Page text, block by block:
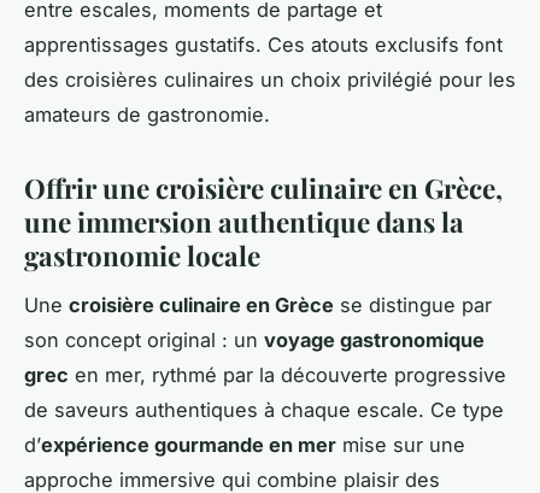
entre escales, moments de partage et
apprentissages gustatifs. Ces atouts exclusifs font
des croisières culinaires un choix privilégié pour les
amateurs de gastronomie.
Offrir une croisière culinaire en Grèce,
une immersion authentique dans la
gastronomie locale
Une croisière culinaire en Grèce se distingue par
son concept original : un voyage gastronomique
grec en mer, rythmé par la découverte progressive
de saveurs authentiques à chaque escale. Ce type
d’expérience gourmande en mer mise sur une
approche immersive qui combine plaisir des